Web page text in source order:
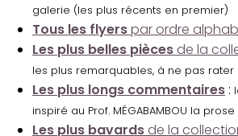
galerie (les plus récents en premier)
Tous les flyerspar ordre
Les plus belles pièces de la
les plus remarquables, à ne pas rater
Les plus longs commentaires :
inspiré au Prof. MÉGABAMBOU la
Les plus bavards de la